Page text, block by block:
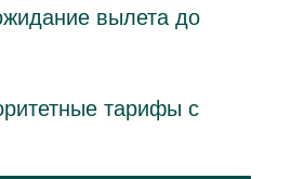
вылета до
тарифы с